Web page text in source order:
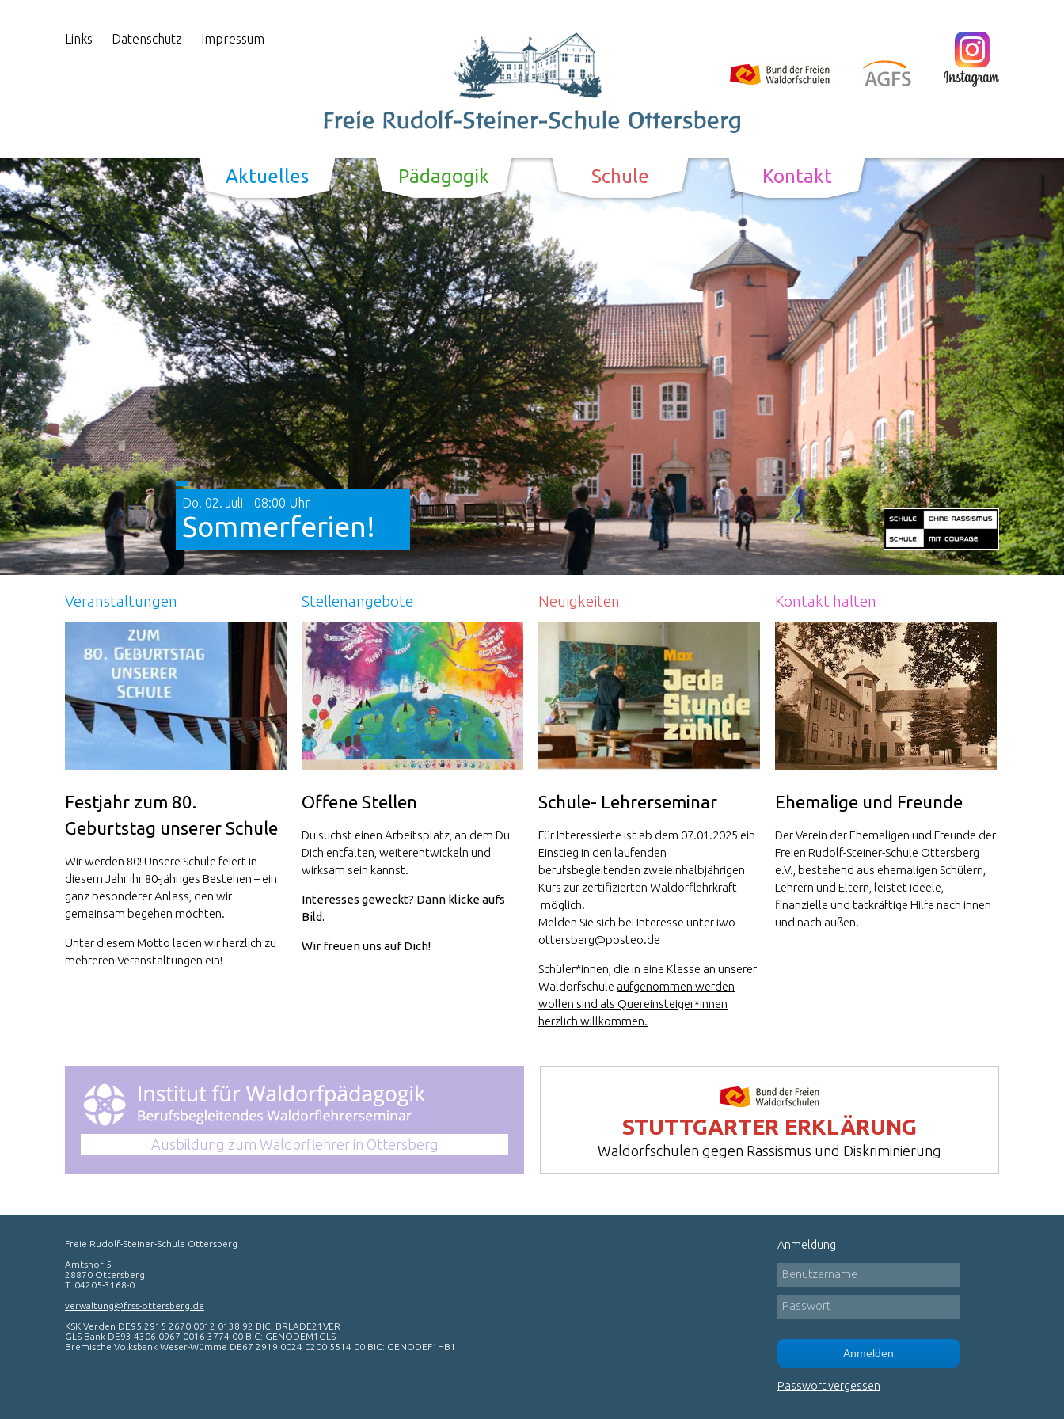
Links Datenschutz Impressum
Aktuelles Pädagogik Schule Kontakt
Do. 02. Juli - 08:00 Uhr
Sommerferien!
Veranstaltungen
Festjahr zum 80.
Geburtstag unserer Schule
Wir werden 80! Unsere Schule feiert in
diesem Jahr ihr 80-jähriges Bestehen – ein
ganz besonderer Anlass, den wir
gemeinsam begehen möchten.
Unter diesem Motto laden wir herzlich zu
mehreren Veranstaltungen ein!
Stellenangebote
Offene Stellen
Du suchst einen Arbeitsplatz, an dem Du
Dich entfalten, weiterentwickeln und
wirksam sein kannst.
Interesses geweckt? Dann klicke aufs
Bild.
Wir freuen uns auf Dich!
Neuigkeiten
Schule- Lehrerseminar
Für Interessierte ist ab dem 07.01.2025 ein
Einstieg in den laufenden
berufsbegleitenden zweieinhalbjährigen
Kurs zur zertifizierten Waldorflehrkraft
möglich.
Melden Sie sich bei Interesse unter iwo-
ottersberg@posteo.de
Schüler*innen, die in eine Klasse an unserer
Waldorfschule aufgenommen werden
wollen sind als Quereinsteiger*innen
herzlich willkommen.
Kontakt halten
Ehemalige und Freunde
Der Verein der Ehemaligen und Freunde der
Freien Rudolf-Steiner-Schule Ottersberg
e.V., bestehend aus ehemaligen Schülern,
Lehrern und Eltern, leistet ideele,
finanzielle und tatkräftige Hilfe nach innen
und nach außen.
Ausbildung zum Waldorflehrer in Ottersberg
STUTTGARTER ERKLÄRUNG
Waldorfschulen gegen Rassismus und Diskriminierung
Freie Rudolf-Steiner-Schule Ottersberg
Amtshof 5
28870 Ottersberg
T. 04205-3168-0
verwaltung@frss-ottersberg.de
KSK Verden DE95 2915 2670 0012 0138 92 BIC: BRLADE21VER
GLS Bank DE93 4306 0967 0016 3774 00 BIC: GENODEM1GLS
Bremische Volksbank Weser-Wümme DE67 2919 0024 0200 5514 00 BIC: GENODEF1HB1
Anmeldung
Benutzername
Passwort
Anmelden
Passwort vergessen